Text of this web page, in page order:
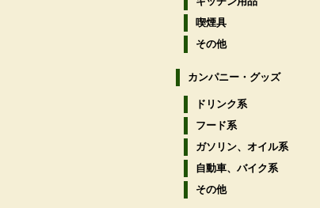
喫煙具
その他
カンパニー・グッズ
ドリンク系
フード系
ガソリン、オイル系
自動車、バイク系
その他